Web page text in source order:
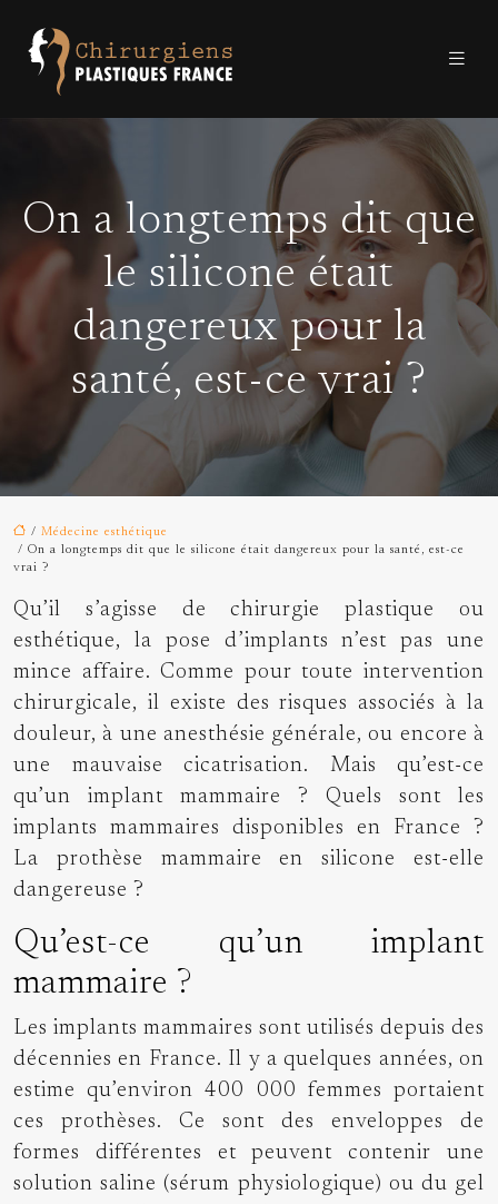
On a longtemps dit que
le silicone était
dangereux pour la
santé, est-ce vrai ?
/ Médecine esthétique
/ On a longtemps dit que le silicone était dangereux pour la santé, est-ce
vrai ?
Qu’il s’agisse de chirurgie plastique ou
esthétique, la pose d’implants n’est pas une
mince affaire. Comme pour toute intervention
chirurgicale, il existe des risques associés à la
douleur, à une anesthésie générale, ou encore à
une mauvaise cicatrisation. Mais qu’est-ce
qu’un implant mammaire ? Quels sont les
implants mammaires disponibles en France ?
La prothèse mammaire en siliconeest-elle
dangereuse ?
Qu’est-ce qu’un implant
mammaire ?
Les implants mammaires sont utilisés depuis des
décennies en France. Il y a quelques années, on
estime qu’environ 400 000 femmes portaient
ces prothèses. Ce sont des enveloppes de
formes différentes et peuvent contenir une
solution saline (sérum physiologique) ou du gel